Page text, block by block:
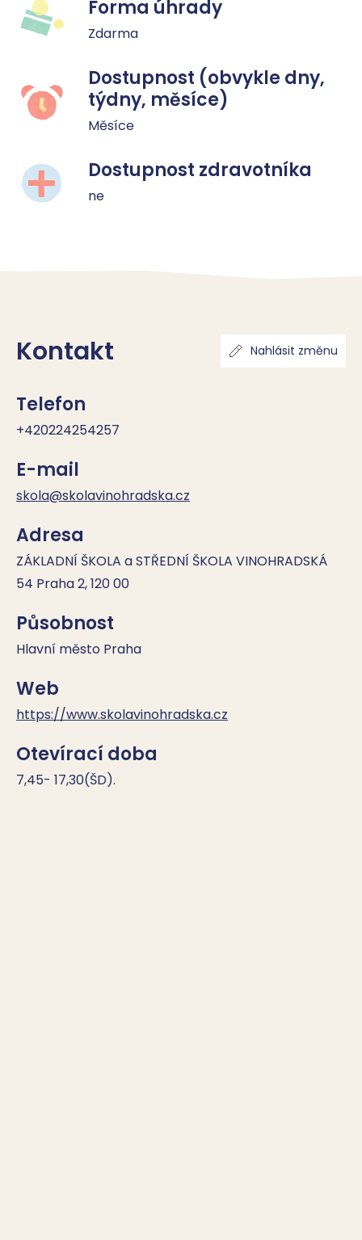
Forma úhrady
Zdarma
Dostupnost (obvykle dny,
týdny, měsíce)
Měsíce
Dostupnost zdravotníka
ne
Kontakt Nahlásit změnu
Telefon
+420224254257
E-mail
skola@skolavinohradska.cz
Adresa
ZÁKLADNÍ ŠKOLA a STŘEDNÍ ŠKOLA VINOHRADSKÁ
54 Praha 2, 120 00
Působnost
Hlavní město Praha
Web
https://www.skolavinohradska.cz
Otevírací doba
7,45- 17,30(ŠD).